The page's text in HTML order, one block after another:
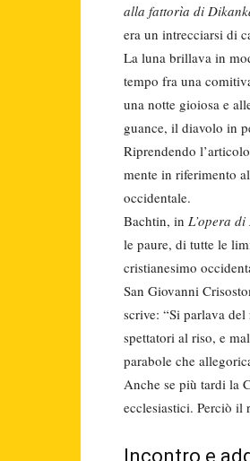
alla fat­torìa di
era un intrecciarsi di
La luna brillava in
tempo fra una
una notte gioiosa e
guance, il diavolo in
Riprendendo
mente in riferimento
occi­dentale.
Bachtin, in L’opera
le paure, di tutte le
cristiane­simo
San Gio­vanni
scrive: “Si parlava
spettatori al riso, e
parabole che
Anche se più tardi la
ecclesiastici. Perciò il
Incontro e